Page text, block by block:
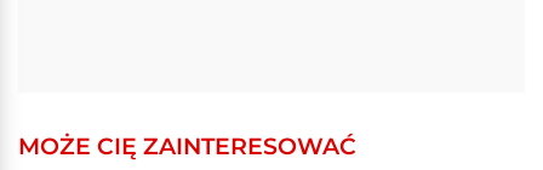
MOŻE CIĘ ZAINTERESOWAĆ